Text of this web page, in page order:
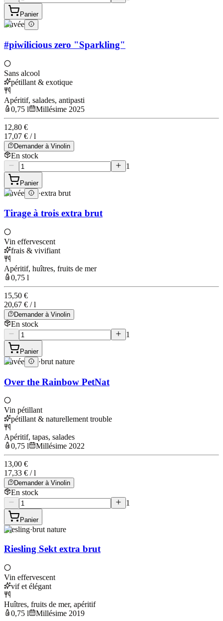
Panier
Cuvée
#piwilicious zero "Sparkling"
Sans alcool
pétillant & exotique
Apéritif, salades, antipasti
0,75 l
Millésime 2025
12,80 €
17,07 € / l
Demander à Vinolin
En stock
1
Panier
Cuvée ·extra brut
Tirage à trois extra brut
Vin effervescent
frais & vivifiant
Apéritif, huîtres, fruits de mer
0,75 l
15,50 €
20,67 € / l
Demander à Vinolin
En stock
1
Panier
Cuvée ·brut nature
Over the Rainbow PetNat
Vin pétillant
pétillant & naturellement trouble
Apéritif, tapas, salades
0,75 l
Millésime 2022
13,00 €
17,33 € / l
Demander à Vinolin
En stock
1
Panier
Riesling·brut nature
Riesling Sekt extra brut
Vin effervescent
vif et élégant
Huîtres, fruits de mer, apéritif
0,75 l
Millésime 2019